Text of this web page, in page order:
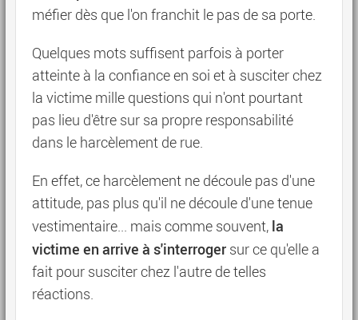
méfier dès que l'on franchit le pas de sa porte.
Quelques mots suffisent parfois à porter
atteinte à la confiance en soi et à susciter chez
la victime mille questions qui n'ont pourtant
pas lieu d'être sur sa propre responsabilité
dans le harcèlement de rue.
En effet, ce harcèlement ne découle pas d'une
attitude, pas plus qu'il ne découle d'une tenue
vestimentaire... mais comme souvent, la
victime en arrive à s'interrogersur ce qu'elle a
fait pour susciter chez l'autre de telles
réactions.